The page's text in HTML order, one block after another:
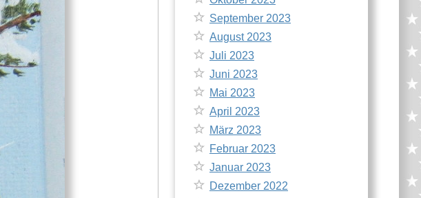
September 2023
August 2023
Juli 2023
Juni 2023
Mai 2023
April 2023
März 2023
Februar 2023
Januar 2023
Dezember 2022